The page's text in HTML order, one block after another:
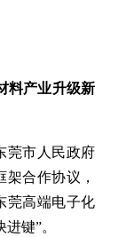
料产业升级新
莞市人民政府
合作协议，
莞高端电子化
键”。